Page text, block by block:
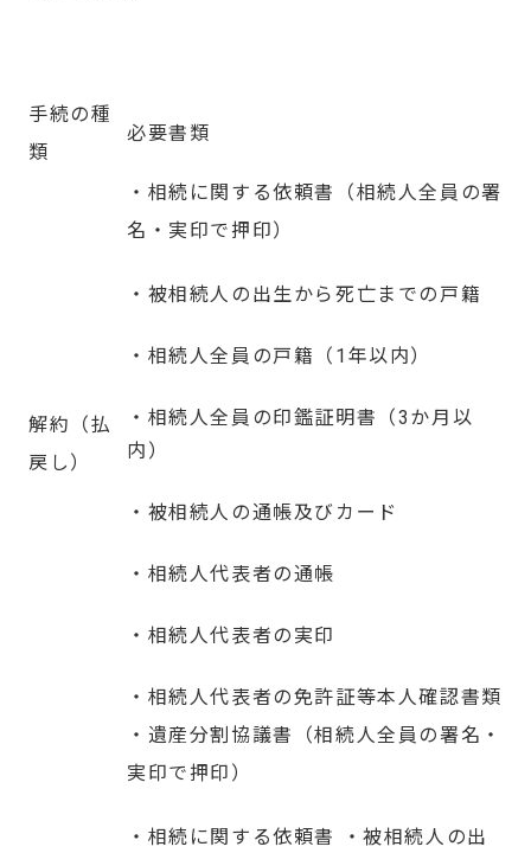
手続の種
類
必要書類
解約（払
戻し）
・相続に関する依頼書（相続人全員の署
名・実印で押印）
・被相続人の出生から死亡までの戸籍
・相続人全員の戸籍（1年以内）
・相続人全員の印鑑証明書（3か月以
内）
・被相続人の通帳及びカード
・相続人代表者の通帳
・相続人代表者の実印
・相続人代表者の免許証等本人確認書類
・遺産分割協議書（相続人全員の署名・
実印で押印）
・相続に関する依頼書 ・被相続人の出